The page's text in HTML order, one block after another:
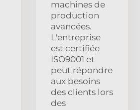
machines de
production
avancées.
L'entreprise
est certifiée
ISO9001 et
peut répondre
aux besoins
des clients lors
des